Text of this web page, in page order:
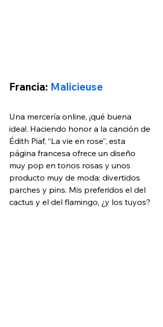
Francia: Malicieuse
Una mercería online, ¡qué buena
idea!. Haciendo honor a la canción de
Édith Piaf, “La vie en rose”, esta
página francesa ofrece un diseño
muy pop en tonos rosas y unos
producto muy de moda: divertidos
parches y pins. Mis preferidos el del
cactus y el del flamingo, ¿y los tuyos?